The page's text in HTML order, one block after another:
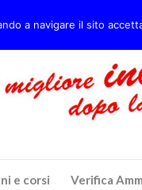
e corsi Verifica
a navigare il sito